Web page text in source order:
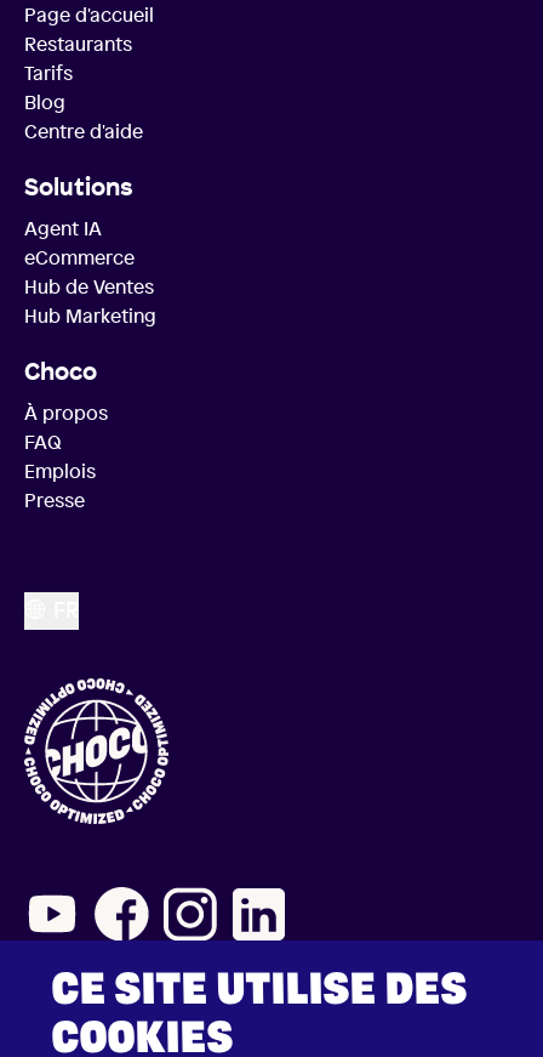
CE SITE UTILISE DES
COOKIES
Page d'accueil
Restaurants
Tarifs
Blog
Centre d'aide
Solutions
Agent IA
eCommerce
Hub de Ventes
Hub Marketing
Choco
À propos
FAQ
Emplois
Presse
2026 © Choco Communications GmbH
Mentions légales
Conditions générales